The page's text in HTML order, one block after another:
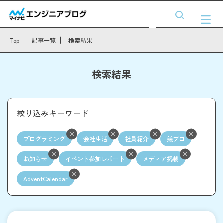
Top 記事一覧 検索結果
検索結果
絞り込みキーワード
プログラミング 会社生活 社員紹介 競プロ
お知らせ イベント参加レポート メディア掲載
AdventCalendar